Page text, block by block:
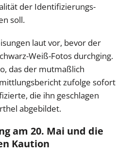
der Identifizierungs-
soll.
laut vor, bevor der
Weiß-Fotos durchging.
das der mutmaßlich
zufolge sofort
die ihn geschlagen
abgebildet.
am 20. Mai und die
Kaution